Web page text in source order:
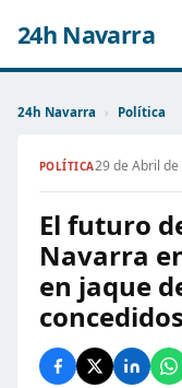
24h Navarra
24h Navarra › Política
POLÍTICA29 de Abril de
El futuro
Navarra
en jaque
concedidos